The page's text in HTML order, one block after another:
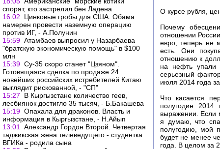
спорят, кто застрелил бен Ладена
16:02
Цинковые гробы для США. Обама
намерен провести наземную операцию
против ИГ, - А.Полунин
15:59 Атамбаев выпросил у Назарбаева
"братскую экономическую помощь" в $100
млн
15:39 Су-35 скоро станет "Цзяном".
Готовящаяся сделка по продаже 24
новейших российских истребителей Китаю
выглядит рискованной, - "СП"
15:27
В Кыргызстане количество геев,
лесбиянок достигло 35 тысяч, - Б.Бакашева
15:19 Опахала для драконов. Власть и
информация в Кыргызстане, - Н.Айып
13:01
Александр Гордон Второй. Четвертая
таджикская жена телеведущего - студентка
ВГИКа - родила сына
О курсе рубля,
Почему
отношении
евро, теперь не
есть. Они
отношению к
на нефть упали
серьезный
июля 2014 года
Что касается
полугодие
выражении. Если
я думаю, что
полугодию, мой
будет не менее
года. В целом за